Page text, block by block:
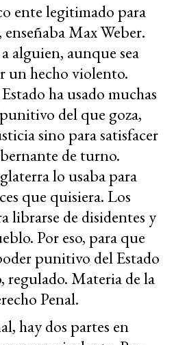
ente legitimado para
Max Weber.
alguien, aunque sea
un hecho violento.
ha usado muchas
del que goza,
sino para satisfacer
de turno.
lo usaba para
que quisiera. Los
librarse de disidentes y
Por eso, para que
punitivo del Estado
regulado. Materia de la
Penal.
hay dos partes en